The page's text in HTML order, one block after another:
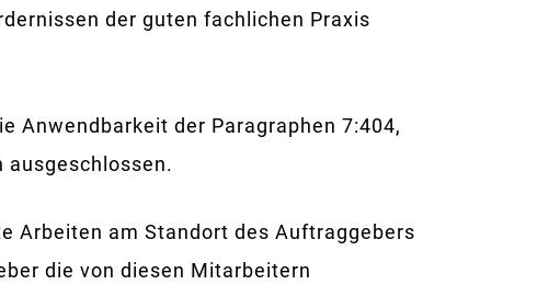
der guten fachlichen Praxis
Anwendbarkeit der Paragraphen 7:404,
ausgeschlossen.
Arbeiten am Standort des Auftraggebers
die von diesen Mitarbeitern